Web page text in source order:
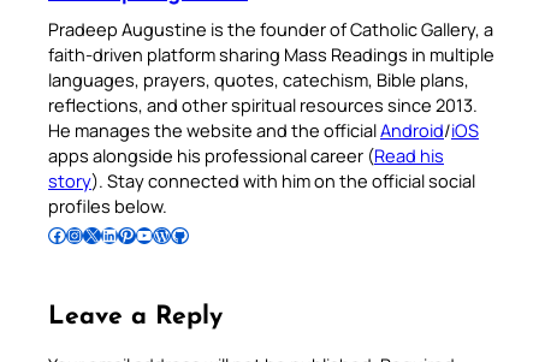
Pradeep Augustine is the founder of Catholic Gallery, a
faith-driven platform sharing Mass Readings in multiple
languages, prayers, quotes, catechism, Bible plans,
reflections, and other spiritual resources since 2013.
He manages the website and the officialAndroid/iOS
apps alongside his professional career (Read his
story). Stay connected with him on the official social
profiles below.
Follow Pradeep on Facebook Follow Pradeep on InstagramFollow Pradeep on X Follow Pradeep on LinkedIn Follow Pradeep on Pinterest Subscribe to Pradeep’s Youtube Channel Follow Pradeep on WordPress Follow Pradeep on GitHub
Leave a Reply